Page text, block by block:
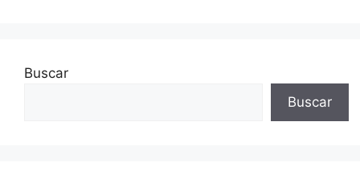
Buscar
Buscar